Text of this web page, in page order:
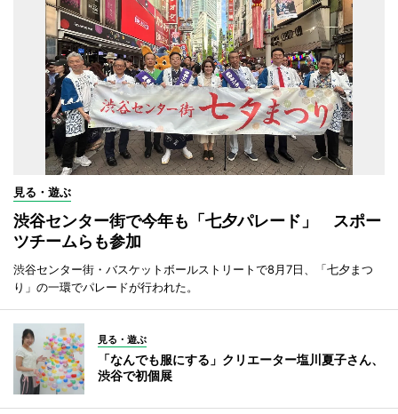
見る・遊ぶ
渋谷センター街で今年も「七夕パレード」 スポー
ツチームらも参加
渋谷センター街・バスケットボールストリートで8月7日、「七夕まつ
り」の一環でパレードが行われた。
見る・遊ぶ
「なんでも服にする」クリエーター塩川夏子さん、
渋谷で初個展